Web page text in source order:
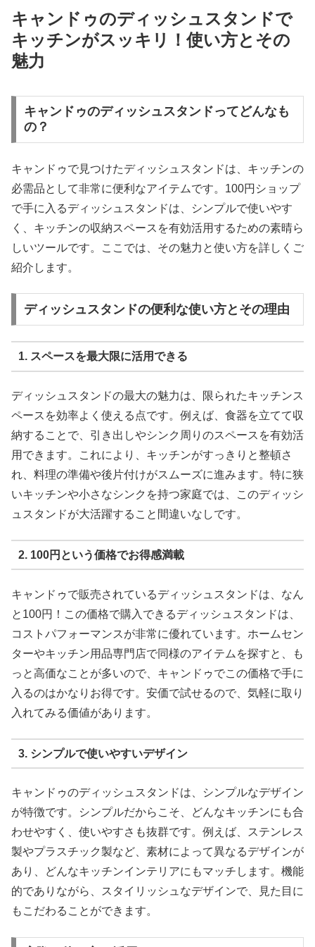
キャンドゥのディッシュスタンドで
キッチンがスッキリ！使い方とその
魅力
キャンドゥのディッシュスタンドってどんなも
の？
キャンドゥで見つけたディッシュスタンドは、キッチンの
必需品として非常に便利なアイテムです。100円ショップ
で手に入るディッシュスタンドは、シンプルで使いやす
く、キッチンの収納スペースを有効活用するための素晴ら
しいツールです。ここでは、その魅力と使い方を詳しくご
紹介します。
ディッシュスタンドの便利な使い方とその理由
1. スペースを最大限に活用できる
ディッシュスタンドの最大の魅力は、限られたキッチンス
ペースを効率よく使える点です。例えば、食器を立てて収
納することで、引き出しやシンク周りのスペースを有効活
用できます。これにより、キッチンがすっきりと整頓さ
れ、料理の準備や後片付けがスムーズに進みます。特に狭
いキッチンや小さなシンクを持つ家庭では、このディッシ
ュスタンドが大活躍すること間違いなしです。
2. 100円という価格でお得感満載
キャンドゥで販売されているディッシュスタンドは、なん
と100円！この価格で購入できるディッシュスタンドは、
コストパフォーマンスが非常に優れています。ホームセン
ターやキッチン用品専門店で同様のアイテムを探すと、も
っと高価なことが多いので、キャンドゥでこの価格で手に
入るのはかなりお得です。安価で試せるので、気軽に取り
入れてみる価値があります。
3. シンプルで使いやすいデザイン
キャンドゥのディッシュスタンドは、シンプルなデザイン
が特徴です。シンプルだからこそ、どんなキッチンにも合
わせやすく、使いやすさも抜群です。例えば、ステンレス
製やプラスチック製など、素材によって異なるデザインが
あり、どんなキッチンインテリアにもマッチします。機能
的でありながら、スタイリッシュなデザインで、見た目に
もこだわることができます。